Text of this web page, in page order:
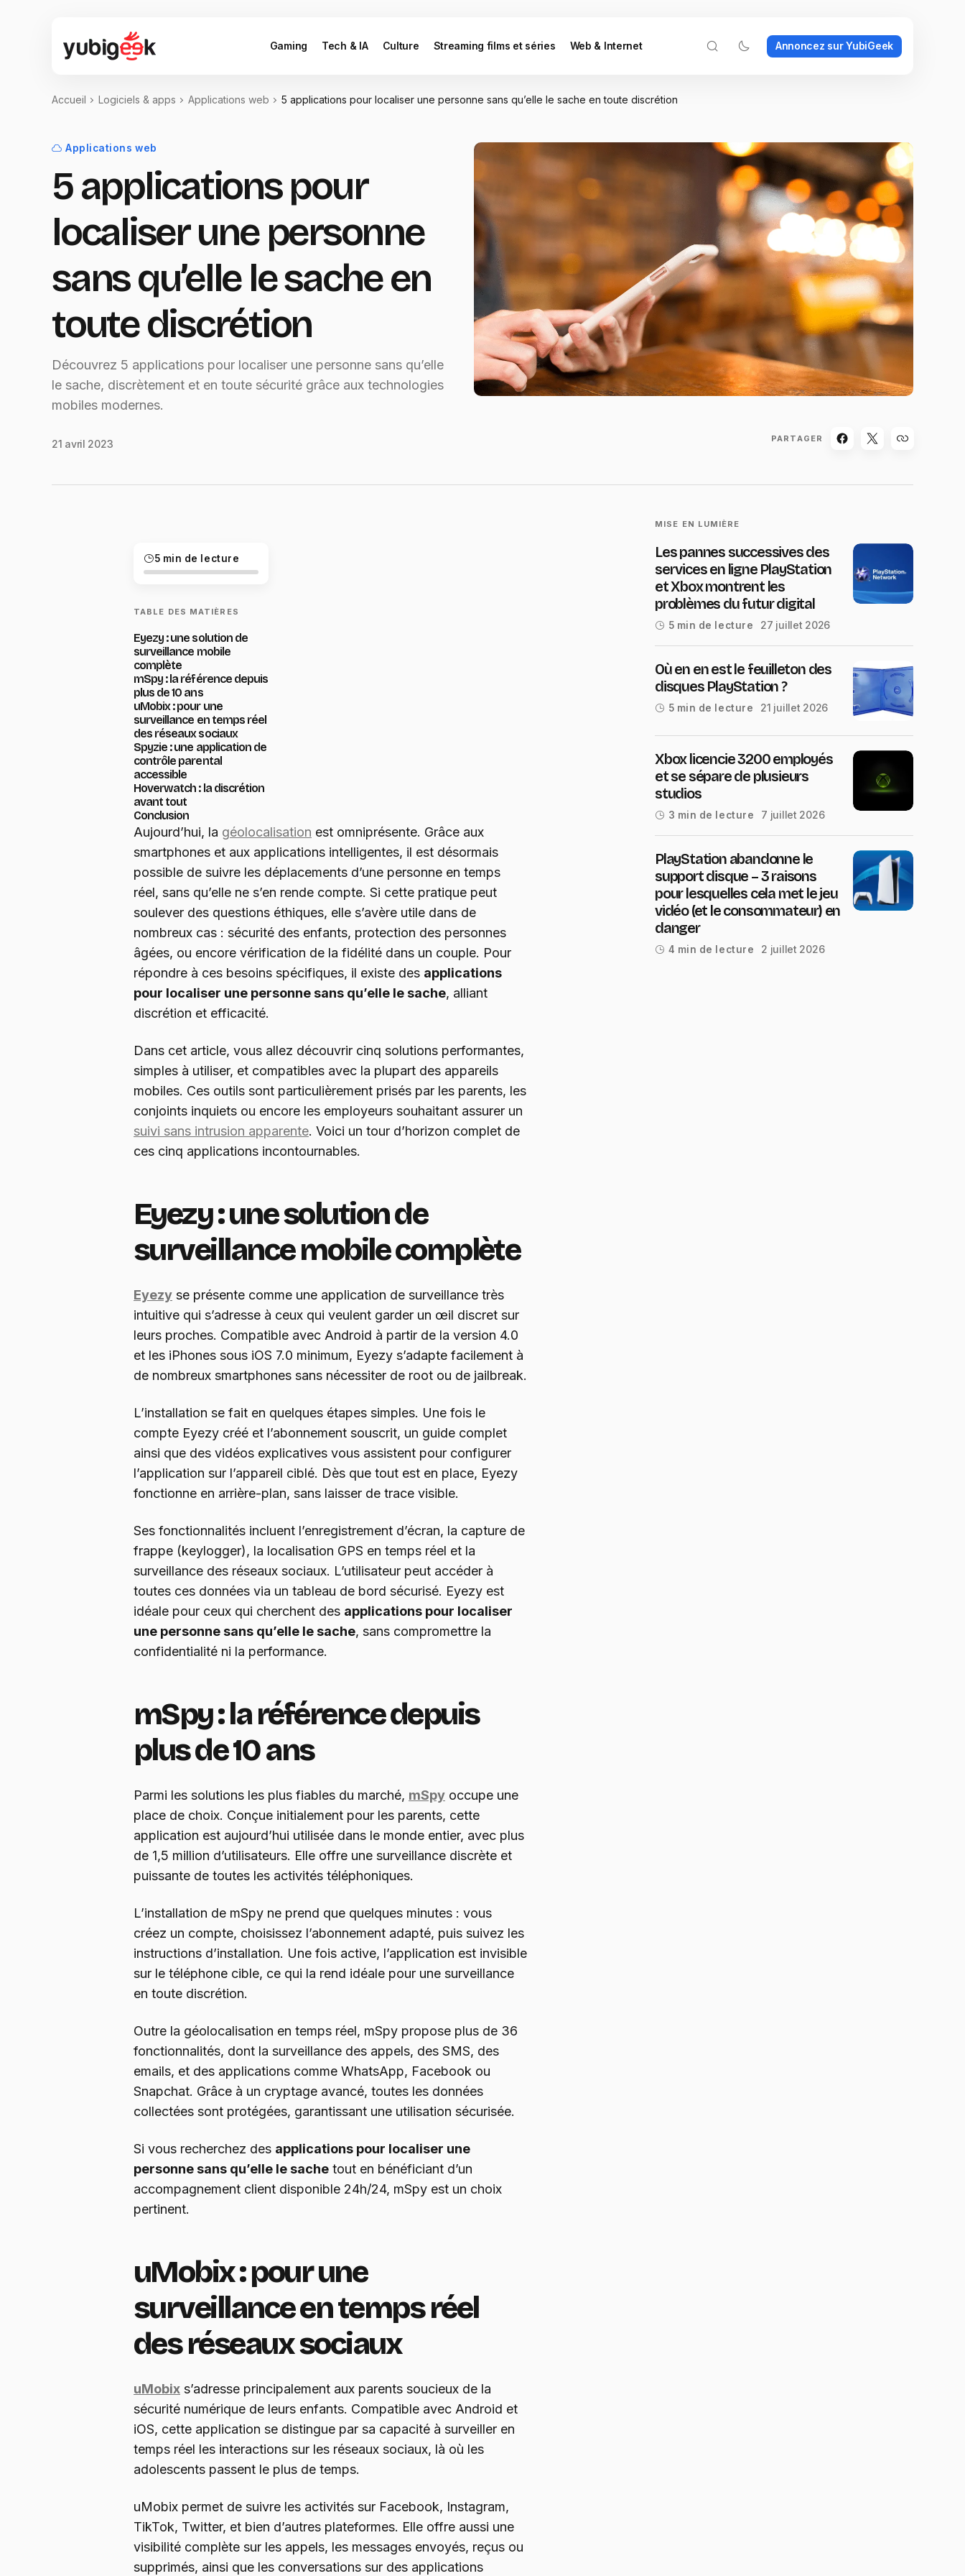
Gaming Tech & IA Culture Streaming films et séries Web & Internet Annoncez sur YubiGeek
Accueil Logiciels & apps Applications web 5 applications pour localiser une personne sans qu’elle le sache en toute discrétion
Applications web
5 applications pour
localiser une personne
sans qu’elle le sache en
toute discrétion
Découvrez 5 applications pour localiser une personne sans qu’elle
le sache, discrètement et en toute sécurité grâce aux technologies
mobiles modernes.
21 avril 2023 PARTAGER
5 min de lecture
TABLE DES MATIÈRES
Eyezy : une solution de
surveillance mobile
complète
mSpy : la référence depuis
plus de 10 ans
uMobix : pour une
surveillance en temps réel
des réseaux sociaux
Spyzie : une application de
contrôle parental
accessible
Hoverwatch : la discrétion
avant tout
Conclusion
Aujourd’hui, la géolocalisation est omniprésente. Grâce aux
smartphones et aux applications intelligentes, il est désormais
possible de suivre les déplacements d’une personne en temps
réel, sans qu’elle ne s’en rende compte. Si cette pratique peut
soulever des questions éthiques, elle s’avère utile dans de
nombreux cas : sécurité des enfants, protection des personnes
âgées, ou encore vérification de la fidélité dans un couple. Pour
répondre à ces besoins spécifiques, il existe des applications
pour localiser une personne sans qu’elle le sache, alliant
discrétion et efficacité.
Dans cet article, vous allez découvrir cinq solutions performantes,
simples à utiliser, et compatibles avec la plupart des appareils
mobiles. Ces outils sont particulièrement prisés par les parents, les
conjoints inquiets ou encore les employeurs souhaitant assurer un
suivi sans intrusion apparente. Voici un tour d’horizon complet de
ces cinq applications incontournables.
Eyezy : une solution de
surveillance mobile complète
Eyezy se présente comme une application de surveillance très
intuitive qui s’adresse à ceux qui veulent garder un œil discret sur
leurs proches. Compatible avec Android à partir de la version 4.0
et les iPhones sous iOS 7.0 minimum, Eyezy s’adapte facilement à
de nombreux smartphones sans nécessiter de root ou de jailbreak.
L’installation se fait en quelques étapes simples. Une fois le
compte Eyezy créé et l’abonnement souscrit, un guide complet
ainsi que des vidéos explicatives vous assistent pour configurer
l’application sur l’appareil ciblé. Dès que tout est en place, Eyezy
fonctionne en arrière-plan, sans laisser de trace visible.
Ses fonctionnalités incluent l’enregistrement d’écran, la capture de
frappe (keylogger), la localisation GPS en temps réel et la
surveillance des réseaux sociaux. L’utilisateur peut accéder à
toutes ces données via un tableau de bord sécurisé. Eyezy est
idéale pour ceux qui cherchent des applications pour localiser
une personne sans qu’elle le sache, sans compromettre la
confidentialité ni la performance.
mSpy : la référence depuis
plus de 10 ans
Parmi les solutions les plus fiables du marché, mSpy occupe une
place de choix. Conçue initialement pour les parents, cette
application est aujourd’hui utilisée dans le monde entier, avec plus
de 1,5 million d’utilisateurs. Elle offre une surveillance discrète et
puissante de toutes les activités téléphoniques.
L’installation de mSpy ne prend que quelques minutes : vous
créez un compte, choisissez l’abonnement adapté, puis suivez les
instructions d’installation. Une fois active, l’application est invisible
sur le téléphone cible, ce qui la rend idéale pour une surveillance
en toute discrétion.
Outre la géolocalisation en temps réel, mSpy propose plus de 36
fonctionnalités, dont la surveillance des appels, des SMS, des
emails, et des applications comme WhatsApp, Facebook ou
Snapchat. Grâce à un cryptage avancé, toutes les données
collectées sont protégées, garantissant une utilisation sécurisée.
Si vous recherchez des applications pour localiser une
personne sans qu’elle le sache tout en bénéficiant d’un
accompagnement client disponible 24h/24, mSpy est un choix
pertinent.
uMobix : pour une
surveillance en temps réel
des réseaux sociaux
uMobix s’adresse principalement aux parents soucieux de la
sécurité numérique de leurs enfants. Compatible avec Android et
iOS, cette application se distingue par sa capacité à surveiller en
temps réel les interactions sur les réseaux sociaux, là où les
adolescents passent le plus de temps.
uMobix permet de suivre les activités sur Facebook, Instagram,
TikTok, Twitter, et bien d’autres plateformes. Elle offre aussi une
visibilité complète sur les appels, les messages envoyés, reçus ou
supprimés, ainsi que les conversations sur des applications
MISE EN LUMIÈRE
Les pannes successives des
services en ligne PlayStation
et Xbox montrent les
problèmes du futur digital
5 min de lecture 27 juillet 2026
Où en en est le feuilleton des
disques PlayStation ?
5 min de lecture 21 juillet 2026
Xbox licencie 3200 employés
et se sépare de plusieurs
studios
3 min de lecture 7 juillet 2026
PlayStation abandonne le
support disque – 3 raisons
pour lesquelles cela met le jeu
vidéo (et le consommateur) en
danger
4 min de lecture 2 juillet 2026